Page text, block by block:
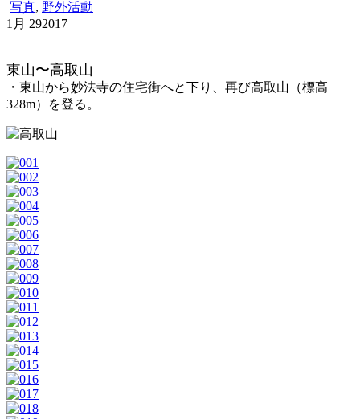
写真, 野外活動
1月 292017
東山〜高取山
・東山から妙法寺の住宅街へと下り、再び高取山（標高
328m）を登る。